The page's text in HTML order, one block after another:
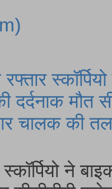
मौत
चालक की
ने